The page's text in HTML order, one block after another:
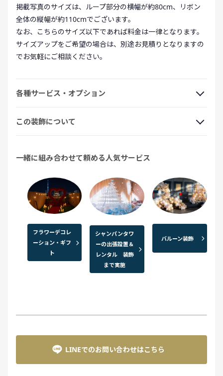
掲載写真のサイズは、ループ部分の横幅が約80cm、リボン
全体の縦幅が約110cmでございます。
なお、こちらのサイズ以下であれば料金は一律となります。
サイズアップをご希望の場合は、別途お見積りとなりますの
でお気軽にご相談ください。
各種サービス・オプション
この装飾について
一緒に組み合わせて頼める人気サービス
フラワーデコレ
ーション・ギフ
ト
シャンパンタワ
ーの出張設置＆
レンタル 装飾
まで実施
バルーン装飾
LINEでのお問い合わせはこちら